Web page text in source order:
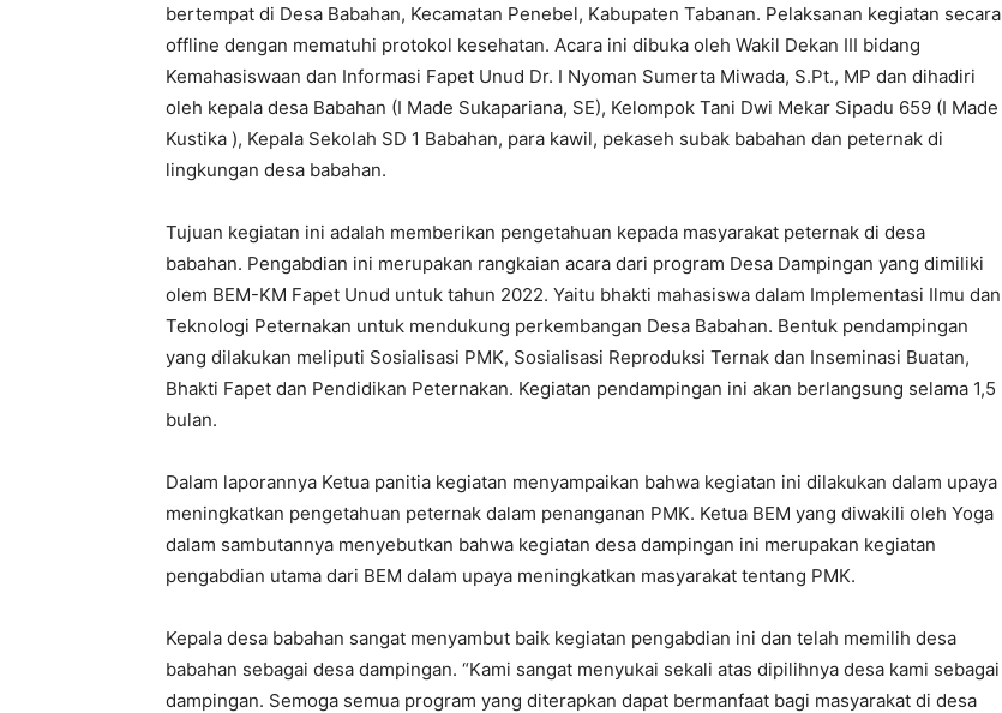
bertempat di Desa Babahan, Kecamatan Penebel, Kabupaten Tabanan. Pelaksanan kegiatan secara
offline dengan mematuhi protokol kesehatan. Acara ini dibuka oleh Wakil Dekan III bidang
Kemahasiswaan dan Informasi Fapet Unud Dr. I Nyoman Sumerta Miwada, S.Pt., MP dan dihadiri
oleh kepala desa Babahan (I Made Sukapariana, SE), Kelompok Tani Dwi Mekar Sipadu 659 (I Made
Kustika ), Kepala Sekolah SD 1 Babahan, para kawil, pekaseh subak babahan dan peternak di
lingkungan desa babahan.
Tujuan kegiatan ini adalah memberikan pengetahuan kepada masyarakat peternak di desa
babahan. Pengabdian ini merupakan rangkaian acara dari program Desa Dampingan yang dimiliki
olem BEM-KM Fapet Unud untuk tahun 2022. Yaitu bhakti mahasiswa dalam Implementasi Ilmu dan
Teknologi Peternakan untuk mendukung perkembangan Desa Babahan. Bentuk pendampingan
yang dilakukan meliputi Sosialisasi PMK, Sosialisasi Reproduksi Ternak dan Inseminasi Buatan,
Bhakti Fapet dan Pendidikan Peternakan. Kegiatan pendampingan ini akan berlangsung selama 1,5
bulan.
Dalam laporannya Ketua panitia kegiatan menyampaikan bahwa kegiatan ini dilakukan dalam upaya
meningkatkan pengetahuan peternak dalam penanganan PMK. Ketua BEM yang diwakili oleh Yoga
dalam sambutannya menyebutkan bahwa kegiatan desa dampingan ini merupakan kegiatan
pengabdian utama dari BEM dalam upaya meningkatkan masyarakat tentang PMK.
Kepala desa babahan sangat menyambut baik kegiatan pengabdian ini dan telah memilih desa
babahan sebagai desa dampingan. “Kami sangat menyukai sekali atas dipilihnya desa kami sebagai
dampingan. Semoga semua program yang diterapkan dapat bermanfaat bagi masyarakat di desa